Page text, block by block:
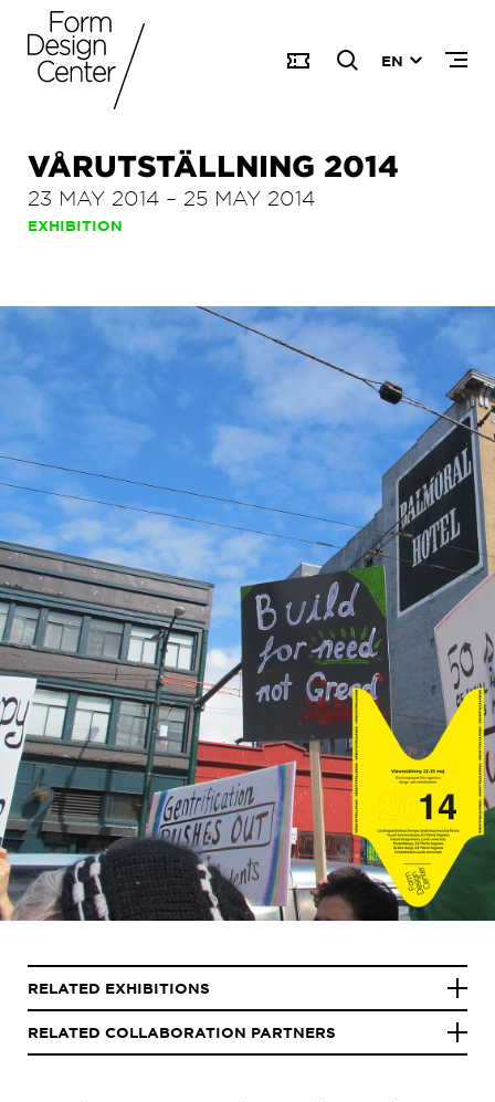
EN
VÅRUTSTÄLLNING 2014
23 MAY 2014 – 25 MAY 2014
EXHIBITION
RELATED EXHIBITIONS
RELATED COLLABORATION PARTNERS